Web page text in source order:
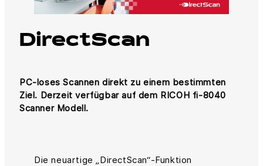
DirectScan
PC-loses Scannen direkt zu einem bestimmten
Ziel. Derzeit verfügbar auf dem RICOH fi-8040
Scanner Modell.
Die neuartige „DirectScan“-Funktion